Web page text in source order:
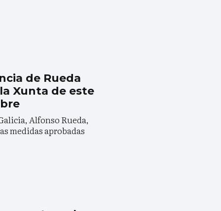
de Rueda
Xunta de este
Alfonso Rueda,
medidas aprobadas